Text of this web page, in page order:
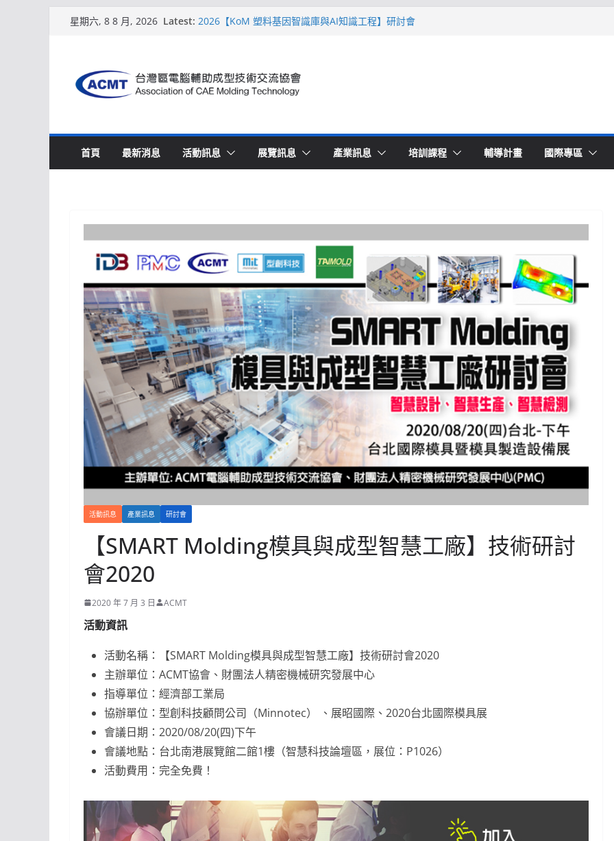
星期六, 8 8 月, 2026 Latest: 2026【KoM 塑料基因智識庫與AI知識工程】研討會
場
ACMT打造「Smart Molding 模塑智造平台」主題館
首頁 最新消息 活動訊息 展覽訊息 產業訊息 培訓課程 輔導計畫 國際專區
活動訊息 產業訊息 研討會
【SMART Molding模具與成型智慧工廠】技術研討
會2020
2020 年 7 月 3 日 ACMT
活動資訊
活動名稱：【SMART Molding模具與成型智慧工廠】技術研討會2020
主辦單位：ACMT協會、財團法人精密機械研究發展中心
指導單位：經濟部工業局
協辦單位：型創科技顧問公司（Minnotec） 、展昭國際、2020台北國際模具展
會議日期：2020/08/20(四)下午
會議地點：台北南港展覽館二館1樓（智慧科技論壇區，展位：P1026）
活動費用：完全免費！